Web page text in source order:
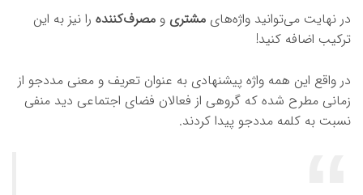
در نهایت می‌توانید واژه‌های مشتری و مصرف‌کننده را نیز به این
ترکیب اضافه کنید!
در واقع این همه واژه پیشنهادی به عنوان تعریف و معنی مددجو از
زمانی مطرح شده که گروهی از فعالان فضای اجتماعی دید منفی
نسبت به کلمه مددجو پیدا کردند.